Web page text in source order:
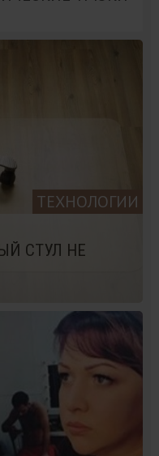
ТЕХНОЛОГИИ
СТУЛ НЕ